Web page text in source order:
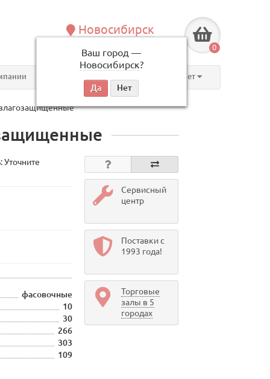
Новосибирск
Ваш город —
Новосибирск?
по будням, с 09:00 до 18:00
0
Личный кабинет
Уточните
фасовочные
10
30
266
303
109
Сервисный
центр
Поставки с
1993 года!
Торговые
залы в 5
городах